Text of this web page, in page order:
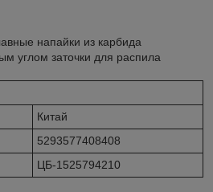
напайки из карбида
углом заточки для распила
Китай
5293577408408
ЦБ-1525794210